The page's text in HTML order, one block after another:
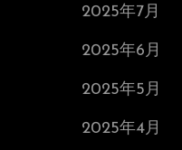
2025年7月
2025年6月
2025年5月
2025年4月